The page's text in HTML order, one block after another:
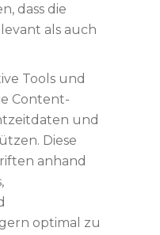
dass die
als auch
Tools und
Content-
und
Diese
anhand
optimal zu